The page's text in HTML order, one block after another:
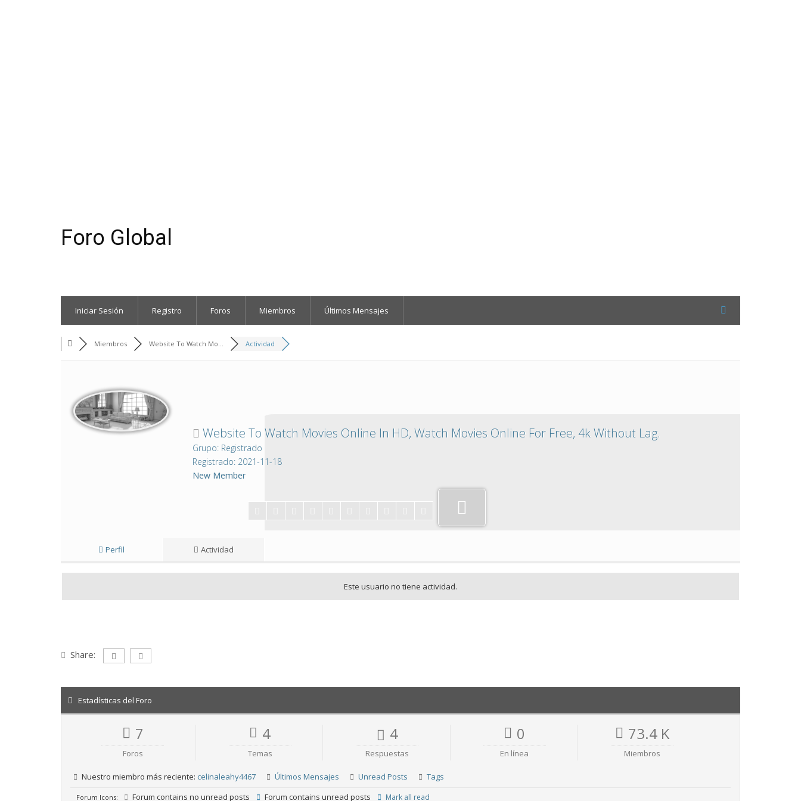
Foro Global
Iniciar Sesión Registro Foros Miembros Últimos Mensajes
Miembros Website To Watch Mo... Actividad
Website To Watch Movies Online In HD, Watch Movies Online For Free, 4k Without Lag.
Grupo: Registrado
Registrado: 2021-11-18
New Member
Perfil Actividad
Este usuario no tiene actividad.
Share:
Estadísticas del Foro
7
Foros
4
Temas
4
Respuestas
0
En línea
73.4 K
Miembros
Nuestro miembro más reciente: celinaleahy4467 Últimos Mensajes Unread Posts Tags
Forum Icons: Forum contains no unread posts Forum contains unread posts Mark all read